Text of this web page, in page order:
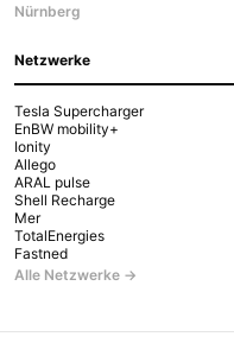
Nürnberg
Netzwerke
Tesla Supercharger
EnBW mobility+
Ionity
Allego
ARAL pulse
Shell Recharge
Mer
TotalEnergies
Fastned
Alle Netzwerke →